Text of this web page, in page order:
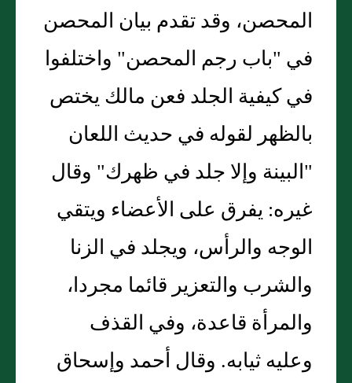
المحصن، وقد تقدم بيان المحصن
في "باب رجم المحصن" واختلفوا
في كيفية الجلد فعن مالك يختص
بالظهر لقوله في حديث اللعان
"البينة وإلا جلد في ظهرك" وقال
غيره: يفرق على الأعضاء ويتقي
الوجه والرأس، ويجلد في الزنا
والشرب والتعزير قائما مجردا،
والمرأة قاعدة، وفي القذف
وعليه ثيابه. وقال أحمد وإسحاق